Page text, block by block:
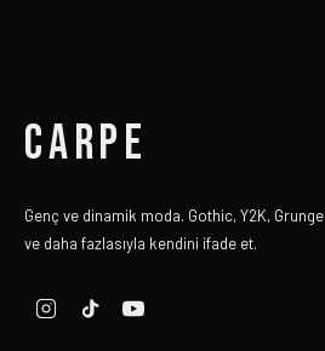
CARPE
Genç ve dinamik moda. Gothic, Y2K, Grunge
ve daha fazlasıyla kendini ifade et.